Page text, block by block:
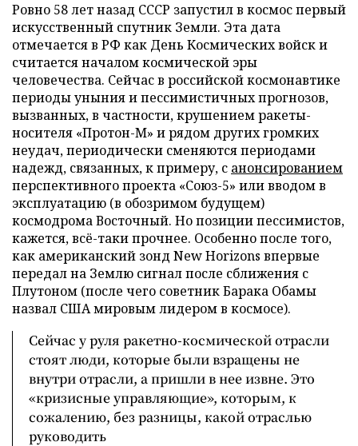
Ровно 58 лет назад СССР запустил в космос первый
искусственный спутник Земли. Эта дата
отмечается в РФ как День Космических войск и
считается началом космической эры
человечества. Сейчас в российской космонавтике
периоды уныния и пессимистичных прогнозов,
вызванных, в частности, крушением ракеты-
носителя «Протон-М» и рядом других громких
неудач, периодически сменяются периодами
надежд, связанных, к примеру, с анонсированием
перспективного проекта «Союз-5» или вводом в
эксплуатацию (в обозримом будущем)
космодрома Восточный. Но позиции пессимистов,
кажется, всё-таки прочнее. Особенно после того,
как американский зонд New Horizons впервые
передал на Землю сигнал после сближения с
Плутоном (после чего советник Барака Обамы
назвал США мировым лидером в космосе).
Сейчас у руля ракетно-космической отрасли
стоят люди, которые были взращены не
внутри отрасли, а пришли в нее извне. Это
«кризисные управляющие», которым, к
сожалению, без разницы, какой отраслью
руководить